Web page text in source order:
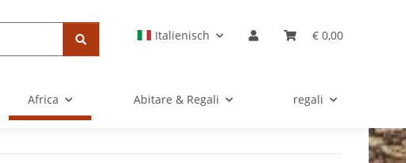
Italienisch € 0,00
Africa Abitare & Regali regali